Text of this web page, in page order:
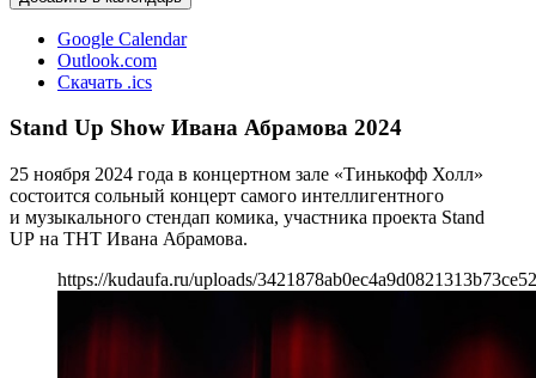
Google Calendar
Outlook.com
Скачать .ics
Stand Up Show Ивана Абрамова 2024
25 ноября 2024 года в концертном зале «Тинькофф Холл»
состоится сольный концерт самого интеллигентного
и музыкального стендап комика, участника проекта Stand
UP на ТНТ Ивана Абрамова.
https://kudaufa.ru/uploads/